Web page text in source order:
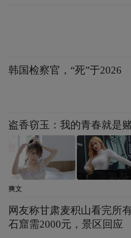
韩国检察官，“死”于2026
盗香窃玉：我的青春就是
爽文
网友称甘肃麦积山看完所
石窟需2000元，景区回应